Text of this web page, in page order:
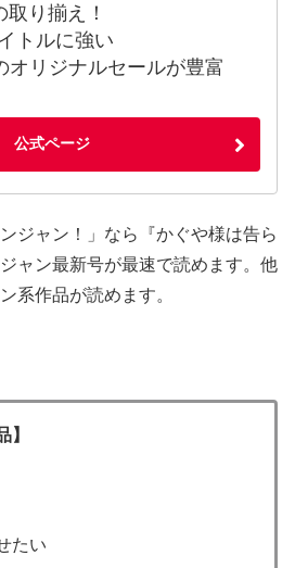
取り揃え！
トルに強い
オリジナルセールが豊富
公式ページ
ジャン！」なら『かぐや様は告ら
ャン最新号が最速で読めます。他
系作品が読めます。
】
たい